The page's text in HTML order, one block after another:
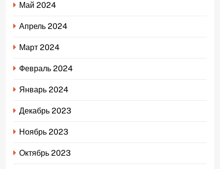
Май 2024
Апрель 2024
Март 2024
Февраль 2024
Январь 2024
Декабрь 2023
Ноябрь 2023
Октябрь 2023